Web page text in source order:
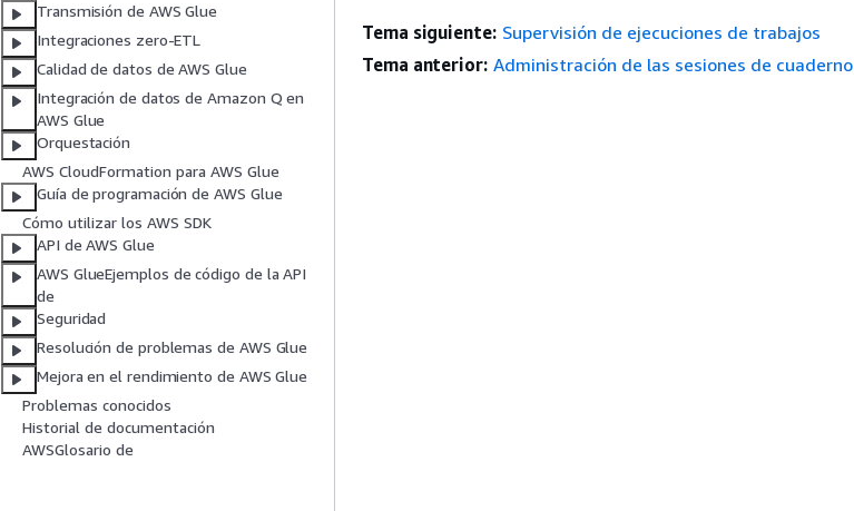
Transmisión de AWS Glue
Integraciones zero-ETL
Calidad de datos de AWS Glue
Integración de datos de Amazon Q en
AWS Glue
Orquestación
AWS CloudFormation para AWS Glue
Guía de programación de AWS Glue
Cómo utilizar los AWS SDK
API de AWS Glue
AWS GlueEjemplos de código de la API
de
Seguridad
Resolución de problemas de AWS Glue
Mejora en el rendimiento de AWS Glue
Problemas conocidos
Historial de documentación
AWSGlosario de
Tema siguiente: Supervisión de ejecuciones de trabajos
Tema anterior: Administración de las sesiones de cuaderno